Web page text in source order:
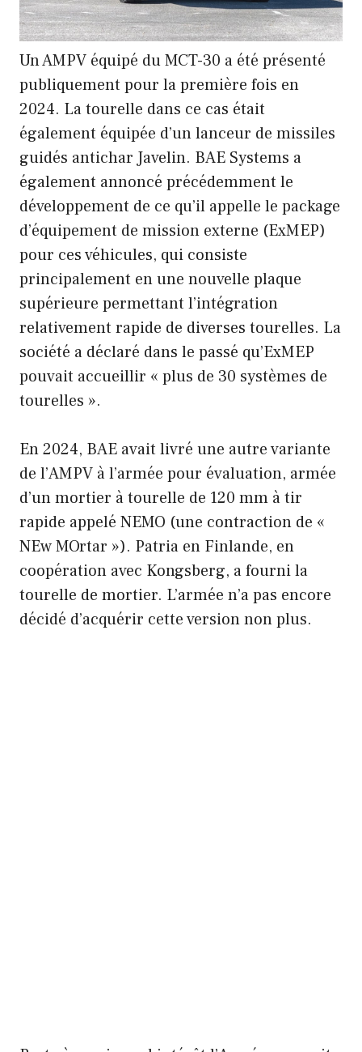
Un AMPV équipé du MCT-30 a été présenté
publiquement pour la première fois en
2024. La tourelle dans ce cas était
également équipée d’un lanceur de missiles
guidés antichar Javelin. BAE Systems a
également annoncé précédemment le
développement de ce qu’il appelle le package
d’équipement de mission externe (ExMEP)
pour ces véhicules, qui consiste
principalement en une nouvelle plaque
supérieure permettant l’intégration
relativement rapide de diverses tourelles. La
société a déclaré dans le passé qu’ExMEP
pouvait accueillir « plus de 30 systèmes de
tourelles ».
En 2024, BAE avait livré une autre variante
de l’AMPV à l’armée pour évaluation, armée
d’un mortier à tourelle de 120 mm à tir
rapide appelé NEMO (une contraction de «
NEw MOrtar »). Patria en Finlande, en
coopération avec Kongsberg, a fourni la
tourelle de mortier. L’armée n’a pas encore
décidé d’acquérir cette version non plus.